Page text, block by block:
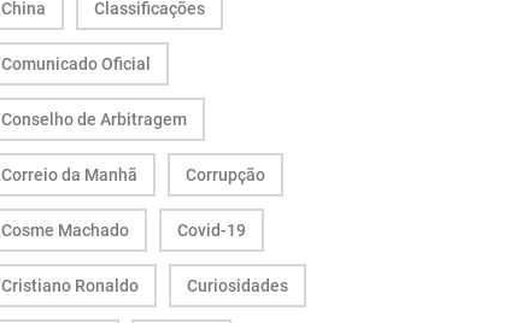
China Classificações
Comunicado Oficial
Conselho de Arbitragem
Correio da Manhã Corrupção
Cosme Machado Covid-19
Cristiano Ronaldo Curiosidades